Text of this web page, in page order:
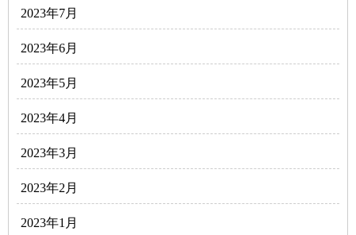
2023年7月
2023年6月
2023年5月
2023年4月
2023年3月
2023年2月
2023年1月